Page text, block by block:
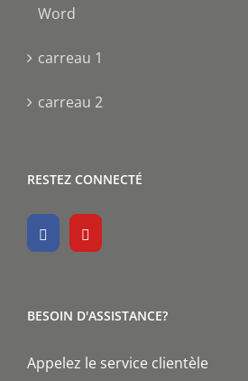
Word
carreau 1
carreau 2
RESTEZ CONNECTÉ
BESOIN D'ASSISTANCE?
Appelez le service clientèle